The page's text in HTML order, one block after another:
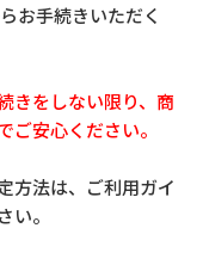
お手続きいただく
きをしない限り、商
安心ください。
方法は、ご利用ガイ
い。